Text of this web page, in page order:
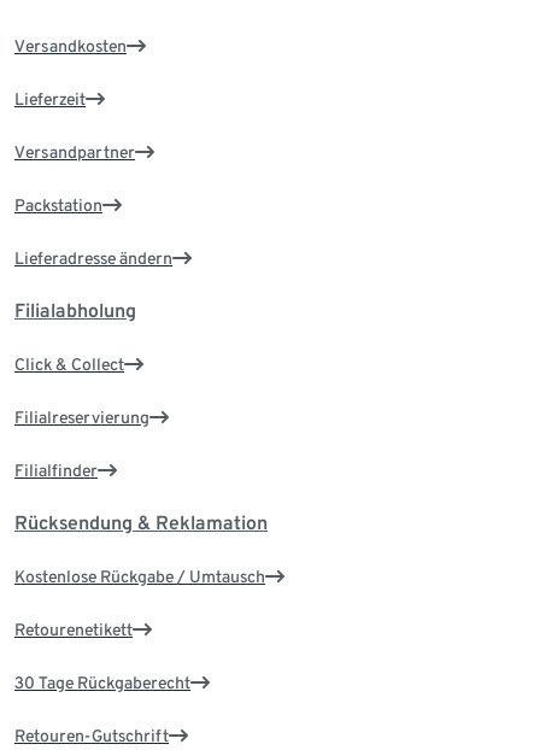
Versandkosten
Lieferzeit
Versandpartner
Packstation
Lieferadresse ändern
Filialabholung
Click & Collect
Filialreservierung
Filialfinder
Rücksendung & Reklamation
Kostenlose Rückgabe / Umtausch
Retourenetikett
30 Tage Rückgaberecht
Retouren-Gutschrift